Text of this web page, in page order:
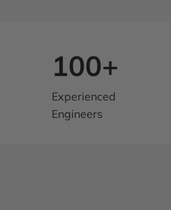
100+
Experienced
Engineers